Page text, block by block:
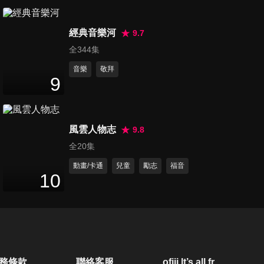
9
經典音樂河
9.7
全344集
音樂 敬拜
10
風雲人物志
9.8
全20集
動畫/卡通 兒童 勵志 福音
條款 聯絡客服